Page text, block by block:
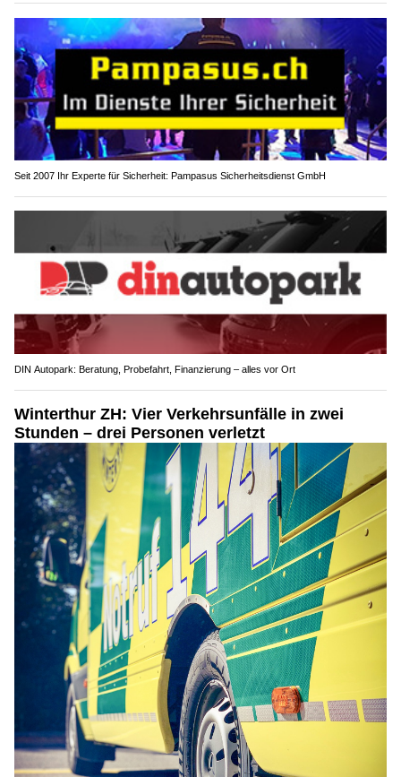
Seit 2007 Ihr Experte für Sicherheit: Pampasus Sicherheitsdienst GmbH
DIN Autopark: Beratung, Probefahrt, Finanzierung – alles vor Ort
Winterthur ZH: Vier Verkehrsunfälle in zwei
Stunden – drei Personen verletzt